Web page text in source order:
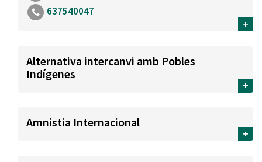
637540047
+
Alternativa intercanvi amb Pobles
Indígenes
+
Amnistia Internacional
+